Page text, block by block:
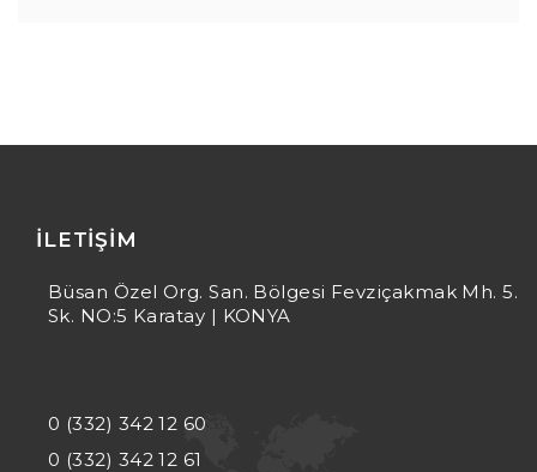
İLETIŞIM
Büsan Özel Org. San. Bölgesi Fevziçakmak Mh. 5.
Sk. NO:5 Karatay | KONYA
0 (332) 342 12 60
0 (332) 342 12 61